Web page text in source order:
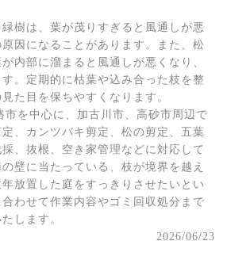
樹は、葉が茂りすぎると風通しが悪
因になることがあります。また、松
内部に溜まると風通しが悪くなり、
。定期的に枯葉や込み合った枝を整
た目を保ちやすくなります。
市を中心に、加古川市、高砂市周辺で
、カンツバキ剪定、松の剪定、五葉
、抜根、空き家管理などに対応して
壁に当たっている、枝が境界を越え
放置した庭をすっきりさせたいとい
わせて作業内容やゴミ回収処分まで
します。
2026/06/23